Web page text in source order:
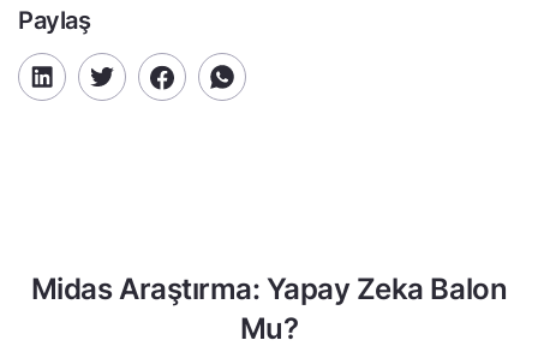
Paylaş
Midas Araştırma: Yapay Zeka Balon
Mu?